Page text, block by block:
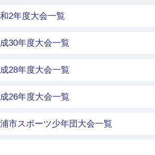
2年度大会一覧
30年度大会一覧
28年度大会一覧
26年度大会一覧
市スポーツ少年団大会一覧